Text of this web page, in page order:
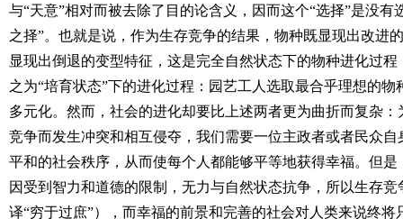
与“天意”相对而被去除了目的论含义，因而这个“选择”是没有
之择”。也就是说，作为生存竞争的结果，物种既显现出改进
显现出倒退的变型特征，这是完全自然状态下的物种进化过
之为“培育状态”下的进化过程：园艺工人选取最合乎理想的
多元化。然而，社会的进化却要比上述两者更为曲折而复杂
竞争而发生冲突和相互侵夺，我们需要一位主政者或者民众
平和的社会秩序，从而使每个人都能够平等地获得幸福。但
因受到智力和道德的限制，无力与自然状态抗争，所以生存
译“穷于过庶”），而幸福的前景和完善的社会对人类来说终将